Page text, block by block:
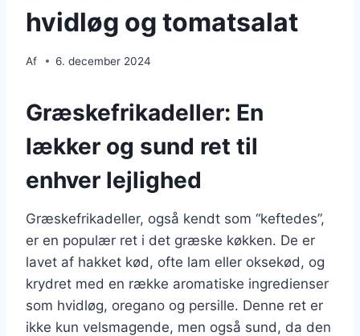
hvidløg og tomatsalat
Af 6. december 2024
Græskefrikadeller: En
lækker og sund ret til
enhver lejlighed
Græskefrikadeller, også kendt som “keftedes”,
er en populær ret i det græske køkken. De er
lavet af hakket kød, ofte lam eller oksekød, og
krydret med en række aromatiske ingredienser
som hvidløg, oregano og persille. Denne ret er
ikke kun velsmagende, men også sund, da den